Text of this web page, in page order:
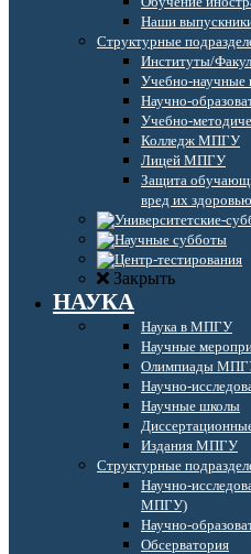
Наши
Структурные
Институты/
Учебно-научные
Научно-
Учебно-
Колледж МПГУ
Лицей МПГУ
Защита
вред их
Закрыть
НАУКА
Наука в МПГУ
Научные
Олимпиады
Научно-
Научные школы
Издания МПГУ
Структурные
Научно-
МПГУ)
Научно-
Обсерватория